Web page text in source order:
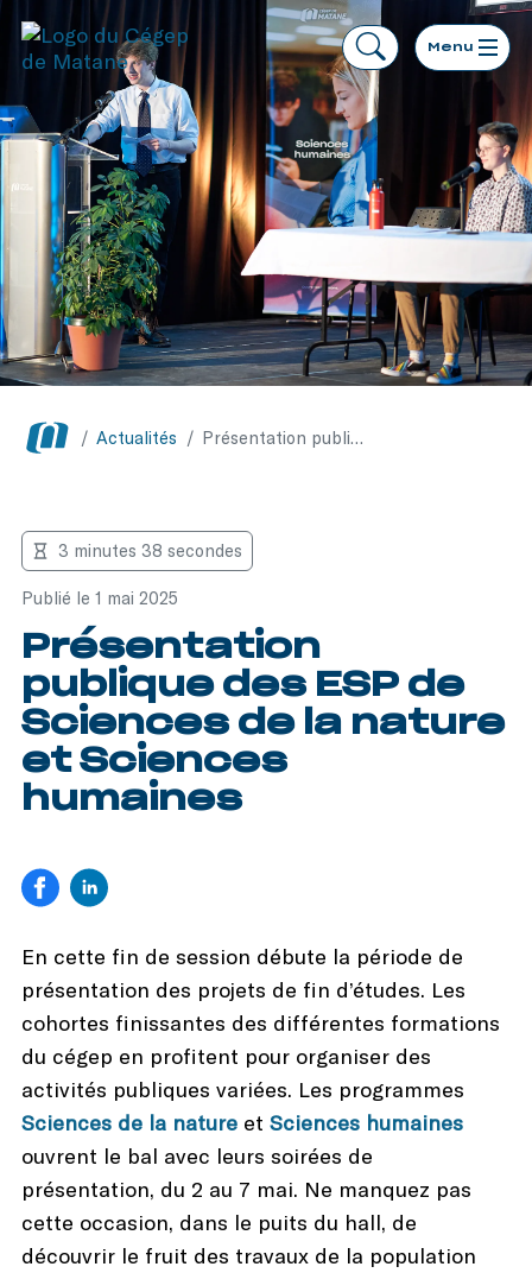
Menu
/ Actualités / Présentation publique des ESP de Sciences de la nature et Sciences humaines
Publié le 1 mai 2025
3 minutes 38 secondes
Présentation
publique des ESP de
Sciences de la nature
et Sciences
humaines
En cette fin de session débute la période de
présentation des projets de fin d’études. Les
cohortes finissantes des différentes formations
du cégep en profitent pour organiser des
activités publiques variées. Les programmes
Sciences de la nature et Sciences humaines
ouvrent le bal avec leurs soirées de
présentation, du 2 au 7 mai. Ne manquez pas
cette occasion, dans le puits du hall, de
découvrir le fruit des travaux de la population